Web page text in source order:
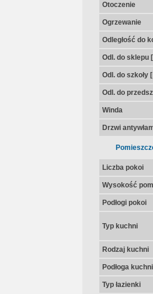
Otoczenie
Ogrzewanie
Odległość do
Odl. do sklepu
Odl. do szkoły
Odl. do
Winda
Drzwi
Liczba pokoi
Wysokość
Podłogi pokoi
Typ kuchni
Rodzaj kuchni
Podłoga kuchni
Typ łazienki